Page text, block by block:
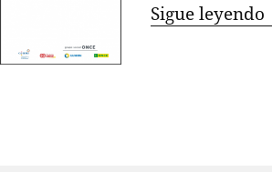
Sigue leyendo